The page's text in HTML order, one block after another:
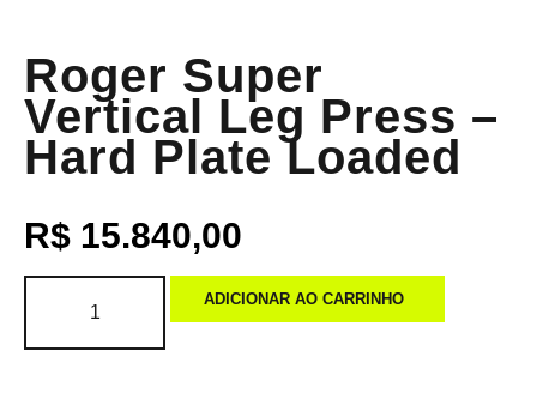
Roger Super
Vertical Leg Press –
Hard Plate Loaded
R$ 15.840,00
ADICIONAR AO CARRINHO